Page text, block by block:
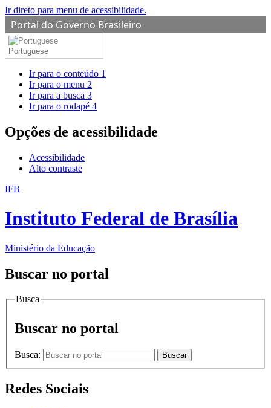
Ir direto para menu de acessibilidade.
Portal do Governo Brasileiro
Portuguese
Ir para o conteúdo 1
Ir para o menu 2
Ir para a busca 3
Ir para o rodapé 4
Opções de acessibilidade
Acessibilidade
Alto contraste
IFB
Instituto Federal de Brasília
Ministério da Educação
Buscar no portal
Busca
Buscar no portal
Busca: Buscar
Redes Sociais